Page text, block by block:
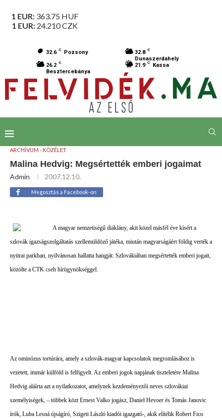
1 EUR: 363.75 HUF
1 EUR: 24.210CZK
32.6 C Pozsony 32.8 C
Dunaszerdahely
26.2 C
Besztercebánya
21.9 C Kassa
ARCHÍVUM - KÖZÉLET
Malina Hedvig: Megsértették emberi jogaimat
Admin 2007.12.10.
Megosztás a Facebook-on
A magyar nemzetiségű diáklány, akit közel másfél éve kísért a
szlovák igazságszolgáltatás szellemüldöző játéka, miután magyarságáért földig verték a
nyitrai parkban, nyilvánosan hallatta hangját: Szlovákiában megsértették emberi jogait,
közölte a CTK cseh hírügynökséggel.
Az ominózus tortúrára, amely a szlovák-magyar kapcsolatok megromlásához is
vezetett, immár külföld is felfigyelt. Az emberi jogok napjának tiszteletére Malina
Hedvig aláírta azt a nyilatkozatot, amelynek kezdeményezői neves szlovákiai
személyiségek, – többek közt Ernest Valko jogász, Daniel Hevoer és Tomás Janovic
írók, Luba Lesná újságíró, Szigeti László kiadói igazgató-, akik elítélik Robert Fico